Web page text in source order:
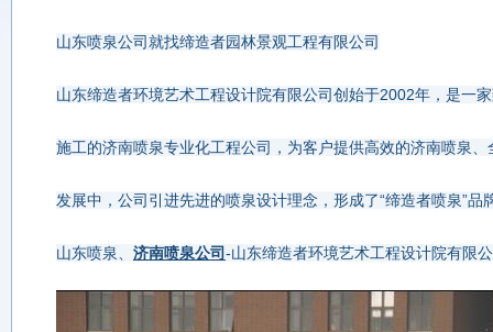
山东喷泉公司就找缔造者园林景观工程有限公司
山东缔造者环境艺术工程设计院有限公司创始于2002年，是一
施工的济南喷泉专业化工程公司，为客户提供高效的济南喷泉
发展中，公司引进先进的喷泉设计理念，形成了“缔造者喷泉”
山东喷泉、 济南喷泉公司-山东缔造者环境艺术工程设计院有限